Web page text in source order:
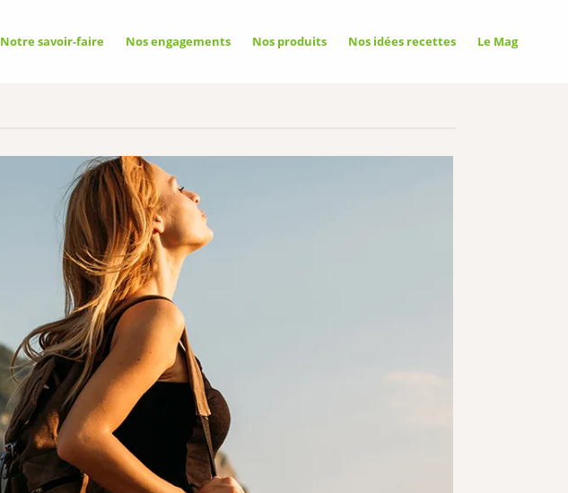
Notre savoir-faire Nos engagements Nos produits Nos idées recettes Le Mag
✓ Autoriser
✗ Interdire